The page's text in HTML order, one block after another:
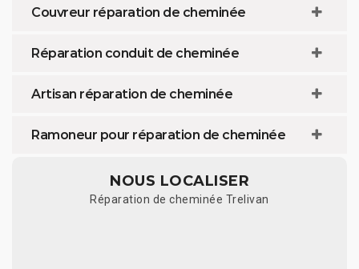
Couvreur réparation de cheminée
Réparation conduit de cheminée
Artisan réparation de cheminée
Ramoneur pour réparation de cheminée
NOUS LOCALISER
Réparation de cheminée Trelivan